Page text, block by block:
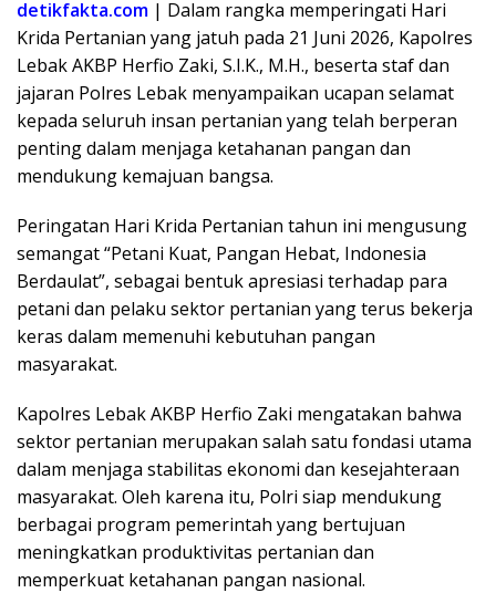
detikfakta.com | Dalam rangka memperingati Hari
Krida Pertanian yang jatuh pada 21 Juni 2026, Kapolres
Lebak AKBP Herfio Zaki, S.I.K., M.H., beserta staf dan
jajaran Polres Lebak menyampaikan ucapan selamat
kepada seluruh insan pertanian yang telah berperan
penting dalam menjaga ketahanan pangan dan
mendukung kemajuan bangsa.
Peringatan Hari Krida Pertanian tahun ini mengusung
semangat “Petani Kuat, Pangan Hebat, Indonesia
Berdaulat”, sebagai bentuk apresiasi terhadap para
petani dan pelaku sektor pertanian yang terus bekerja
keras dalam memenuhi kebutuhan pangan
masyarakat.
Kapolres Lebak AKBP Herfio Zaki mengatakan bahwa
sektor pertanian merupakan salah satu fondasi utama
dalam menjaga stabilitas ekonomi dan kesejahteraan
masyarakat. Oleh karena itu, Polri siap mendukung
berbagai program pemerintah yang bertujuan
meningkatkan produktivitas pertanian dan
memperkuat ketahanan pangan nasional.